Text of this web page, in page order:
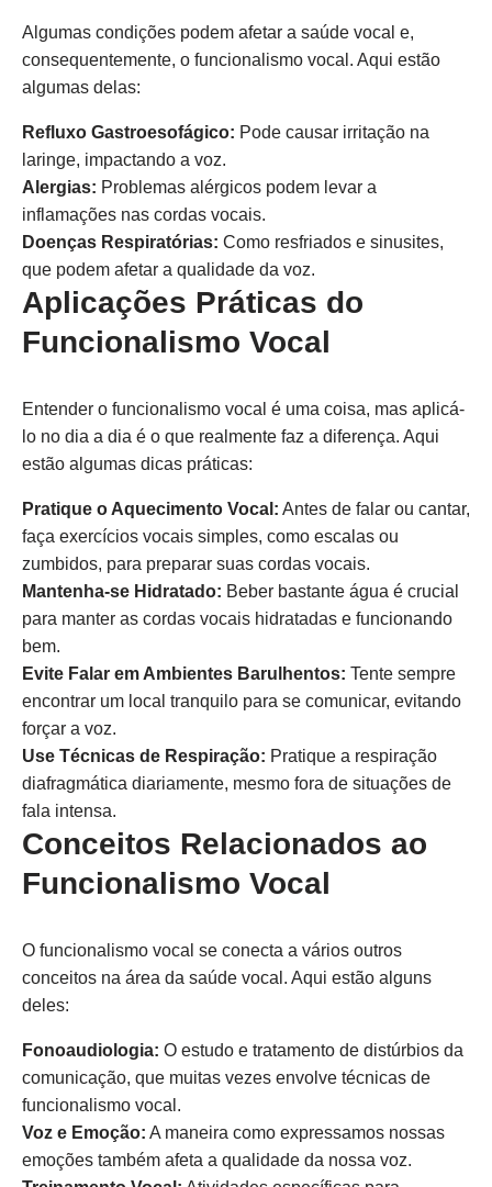
Algumas condições podem afetar a saúde vocal e,
consequentemente, o funcionalismo vocal. Aqui estão
algumas delas:
Refluxo Gastroesofágico: Pode causar irritação na
laringe, impactando a voz.
Alergias: Problemas alérgicos podem levar a
inflamações nas cordas vocais.
Doenças Respiratórias: Como resfriados e sinusites,
que podem afetar a qualidade da voz.
Aplicações Práticas do
Funcionalismo Vocal
Entender o funcionalismo vocal é uma coisa, mas aplicá-
lo no dia a dia é o que realmente faz a diferença. Aqui
estão algumas dicas práticas:
Pratique o Aquecimento Vocal: Antes de falar ou cantar,
faça exercícios vocais simples, como escalas ou
zumbidos, para preparar suas cordas vocais.
Mantenha-se Hidratado: Beber bastante água é crucial
para manter as cordas vocais hidratadas e funcionando
bem.
Evite Falar em Ambientes Barulhentos: Tente sempre
encontrar um local tranquilo para se comunicar, evitando
forçar a voz.
Use Técnicas de Respiração: Pratique a respiração
diafragmática diariamente, mesmo fora de situações de
fala intensa.
Conceitos Relacionados ao
Funcionalismo Vocal
O funcionalismo vocal se conecta a vários outros
conceitos na área da saúde vocal. Aqui estão alguns
deles:
Fonoaudiologia: O estudo e tratamento de distúrbios da
comunicação, que muitas vezes envolve técnicas de
funcionalismo vocal.
Voz e Emoção: A maneira como expressamos nossas
emoções também afeta a qualidade da nossa voz.